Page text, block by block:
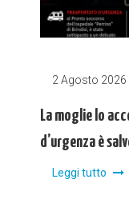
2 Agosto 2026
La moglie lo
d’urgenza è
Leggi tutto